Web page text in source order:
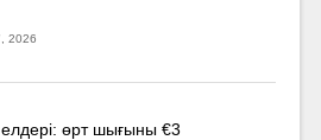
2026
өрт шығыны €3